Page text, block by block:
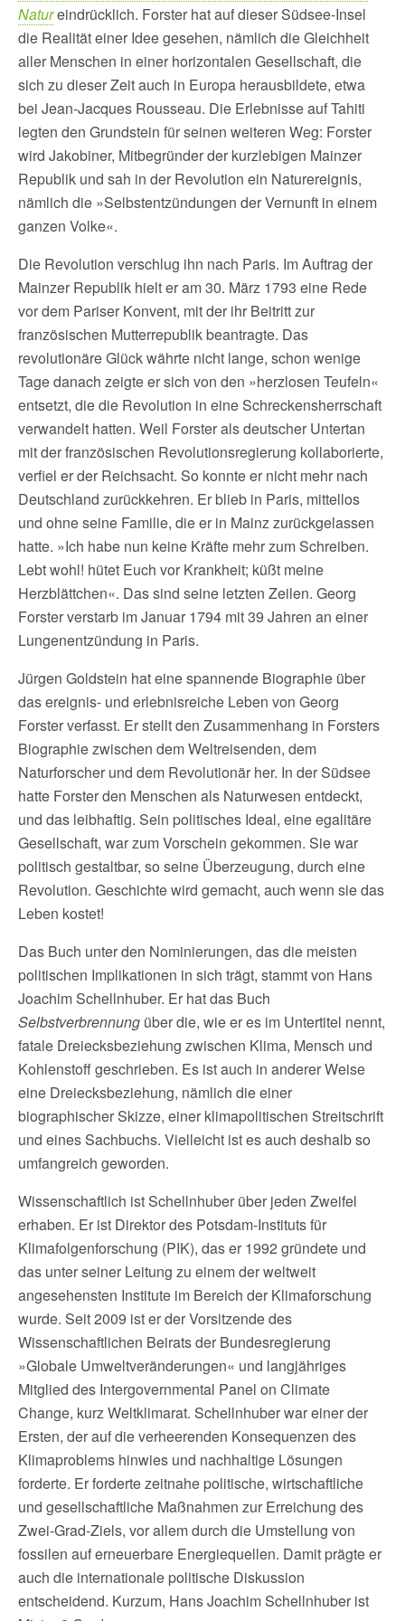
Natureindrücklich. Forster hat auf dieser Südsee-Insel
die Realität einer Idee gesehen, nämlich die Gleichheit
aller Menschen in einer horizontalen Gesellschaft, die
sich zu dieser Zeit auch in Europa herausbildete, etwa
bei Jean-Jacques Rousseau. Die Erlebnisse auf Tahiti
legten den Grundstein für seinen weiteren Weg: Forster
wird Jakobiner, Mitbegründer der kurzlebigen Mainzer
Republik und sah in der Revolution ein Naturereignis,
nämlich die »Selbstentzündungen der Vernunft in einem
ganzen Volke«.
Die Revolution verschlug ihn nach Paris. Im Auftrag der
Mainzer Republik hielt er am 30. März 1793 eine Rede
vor dem Pariser Konvent, mit der ihr Beitritt zur
französischen Mutterrepublik beantragte. Das
revolutionäre Glück währte nicht lange, schon wenige
Tage danach zeigte er sich von den »herzlosen Teufeln«
entsetzt, die die Revolution in eine Schreckensherrschaft
verwandelt hatten. Weil Forster als deutscher Untertan
mit der französischen Revolutionsregierung kollaborierte,
verfiel er der Reichsacht. So konnte er nicht mehr nach
Deutschland zurückkehren. Er blieb in Paris, mittellos
und ohne seine Familie, die er in Mainz zurückgelassen
hatte. »Ich habe nun keine Kräfte mehr zum Schreiben.
Lebt wohl! hütet Euch vor Krankheit; küßt meine
Herzblättchen«. Das sind seine letzten Zeilen. Georg
Forster verstarb im Januar 1794 mit 39 Jahren an einer
Lungenentzündung in Paris.
Jürgen Goldstein hat eine spannende Biographie über
das ereignis- und erlebnisreiche Leben von Georg
Forster verfasst. Er stellt den Zusammenhang in Forsters
Biographie zwischen dem Weltreisenden, dem
Naturforscher und dem Revolutionär her. In der Südsee
hatte Forster den Menschen als Naturwesen entdeckt,
und das leibhaftig. Sein politisches Ideal, eine egalitäre
Gesellschaft, war zum Vorschein gekommen. Sie war
politisch gestaltbar, so seine Überzeugung, durch eine
Revolution. Geschichte wird gemacht, auch wenn sie das
Leben kostet!
Das Buch unter den Nominierungen, das die meisten
politischen Implikationen in sich trägt, stammt von Hans
Joachim Schellnhuber. Er hat das Buch
Selbstverbrennung über die, wie er es im Untertitel nennt,
fatale Dreiecksbeziehung zwischen Klima, Mensch und
Kohlenstoff geschrieben. Es ist auch in anderer Weise
eine Dreiecksbeziehung, nämlich die einer
biographischer Skizze, einer klimapolitischen Streitschrift
und eines Sachbuchs. Vielleicht ist es auch deshalb so
umfangreich geworden.
Wissenschaftlich ist Schellnhuber über jeden Zweifel
erhaben. Er ist Direktor des Potsdam-Instituts für
Klimafolgenforschung (PIK), das er 1992 gründete und
das unter seiner Leitung zu einem der weltweit
angesehensten Institute im Bereich der Klimaforschung
wurde. Seit 2009 ist er der Vorsitzende des
Wissenschaftlichen Beirats der Bundesregierung
»Globale Umweltveränderungen« und langjähriges
Mitglied des Intergovernmental Panel on Climate
Change, kurz Weltklimarat. Schellnhuber war einer der
Ersten, der auf die verheerenden Konsequenzen des
Klimaproblems hinwies und nachhaltige Lösungen
forderte. Er forderte zeitnahe politische, wirtschaftliche
und gesellschaftliche Maßnahmen zur Erreichung des
Zwei-Grad-Ziels, vor allem durch die Umstellung von
fossilen auf erneuerbare Energiequellen. Damit prägte er
auch die internationale politische Diskussion
entscheidend. Kurzum, Hans Joachim Schellnhuber ist